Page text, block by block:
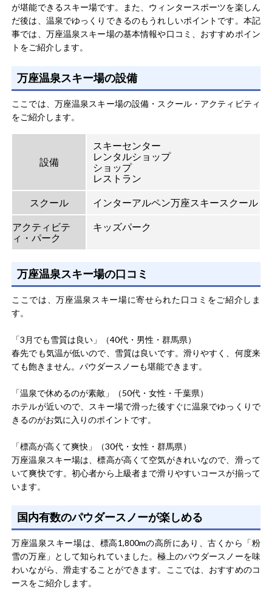
が堪能できるスキー場です。また、ウィンタースポーツを楽しん
だ後は、温泉でゆっくりできるのもうれしいポイントです。本記
事では、万座温泉スキー場の基本情報や口コミ、おすすめポイン
トをご紹介します。
万座温泉スキー場の設備
ここでは、万座温泉スキー場の設備・スクール・アクティビティ
をご紹介します。
設備
スキーセンター
レンタルショップ
ショップ
レストラン
スクール インターアルペン万座スキースクール
アクティビテ
ィ・パーク
キッズパーク
万座温泉スキー場の口コミ
ここでは、万座温泉スキー場に寄せられた口コミをご紹介しま
す。
「3月でも雪質は良い」（40代・男性・群馬県）
春先でも気温が低いので、雪質は良いです。滑りやすく、何度来
ても飽きません。パウダースノーも堪能できます。
「温泉で休めるのが素敵」（50代・女性・千葉県）
ホテルが近いので、スキー場で滑った後すぐに温泉でゆっくりで
きるのがお気に入りのポイントです。
「標高が高くて爽快」（30代・女性・群馬県）
万座温泉スキー場は、標高が高くて空気がきれいなので、滑って
いて爽快です。初心者から上級者まで滑りやすいコースが揃って
います。
国内有数のパウダースノーが楽しめる
万座温泉スキー場は、標高1,800mの高所にあり、古くから「粉
雪の万座」として知られていました。極上のパウダースノーを味
わいながら、滑走することができます。ここでは、おすすめのコ
ースをご紹介します。